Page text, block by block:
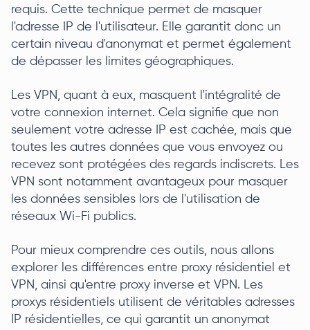
requis. Cette technique permet de masquer
l'adresse IP de l'utilisateur. Elle garantit donc un
certain niveau d'anonymat et permet également
de dépasser les limites géographiques.
Les VPN, quant à eux, masquent l'intégralité de
votre connexion internet. Cela signifie que non
seulement votre adresse IP est cachée, mais que
toutes les autres données que vous envoyez ou
recevez sont protégées des regards indiscrets. Les
VPN sont notamment avantageux pour masquer
les données sensibles lors de l'utilisation de
réseaux Wi-Fi publics.
Pour mieux comprendre ces outils, nous allons
explorer les différences entre proxy résidentiel et
VPN, ainsi qu'entre proxy inverse et VPN. Les
proxys résidentiels utilisent de véritables adresses
IP résidentielles, ce qui garantit un anonymat